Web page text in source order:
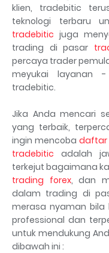
klien, tradebitic
teknologi terbaru
tradebitic juga
trading di pasar
percaya trader
meyukai layanan
tradebitic.
Jika Anda mencari
yang terbaik,
ingin mencoba daftar
tradebitic adalah
terkejut bagaimana
trading forex, dan
dalam trading di
merasa nyaman bila
professional dan
untuk mendukung
dibawah ini :